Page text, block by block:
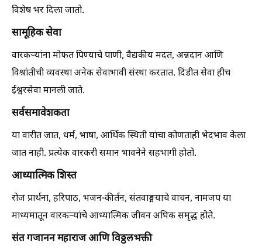
विशेष भर दिला जातो.
सामूहिक सेवा
वारकऱ्यांना मोफत पिण्याचे पाणी, वैद्यकीय मदत, अन्नदान आणि
विश्रांतीची व्यवस्था अनेक सेवाभावी संस्था करतात. दिंडीत सेवा हीच
ईश्वरसेवा मानली जाते.
सर्वसमावेशकता
या वारीत जात, धर्म, भाषा, आर्थिक स्थिती यांचा कोणताही भेदभाव केला
जात नाही. प्रत्येक वारकरी समान भावनेने सहभागी होतो.
आध्यात्मिक शिस्त
रोज प्रार्थना, हरिपाठ, भजन-कीर्तन, संतवाङ्मयाचे वाचन, नामजप या
माध्यमातून वारकऱ्यांचे आध्यात्मिक जीवन अधिक समृद्ध होते.
संत गजानन महाराज आणि विठ्ठलभक्ती